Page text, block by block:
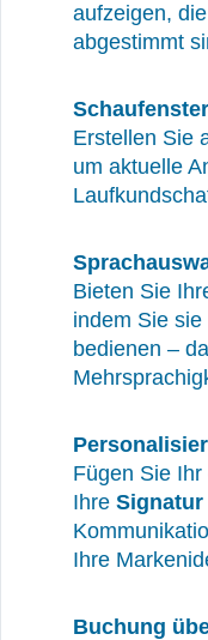
aufzeigen,
abgestimmt
Erstellen Sie
um aktuelle
Bieten Sie
indem Sie
bedienen –
Fügen Sie Ihr
Ihre Signatur
Ihre
Buchung